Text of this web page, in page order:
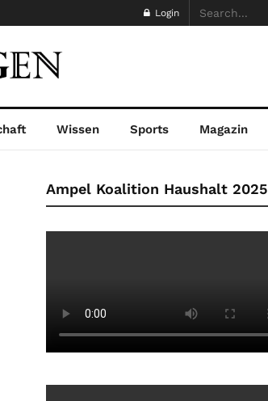
Login
Wissen Sports Magazin
Ampel Koalition Haushalt 2025